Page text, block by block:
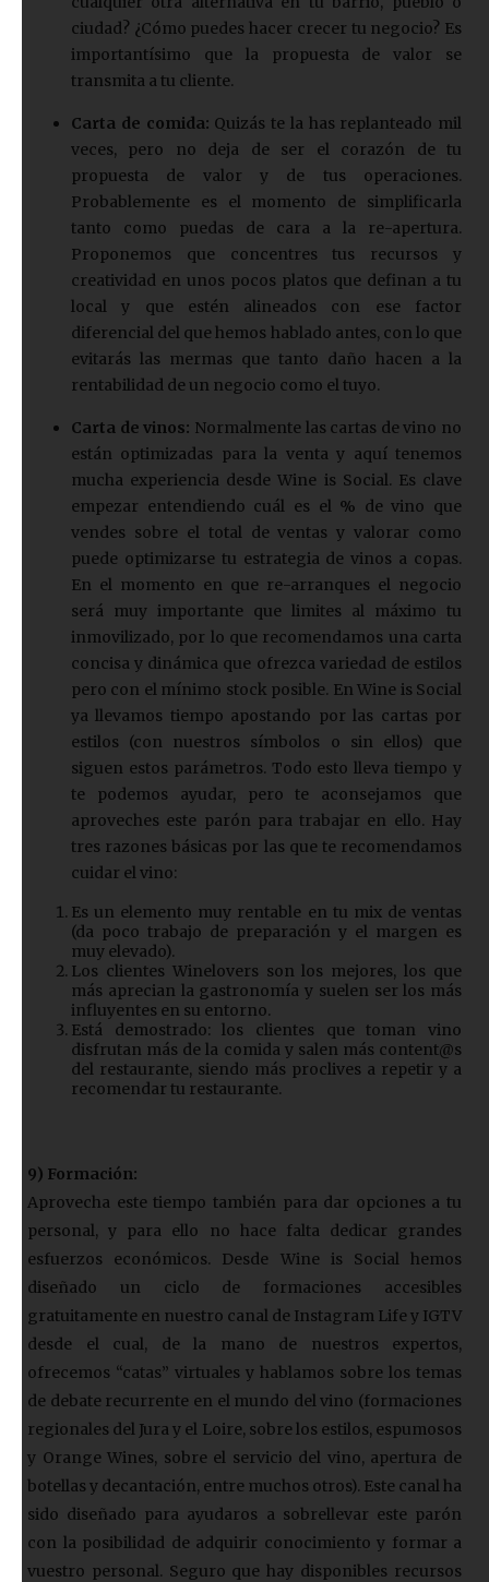
ciudad? ¿Cómo puedes hacer crecer tu negocio? Es
importantísimo que la propuesta de valor se
transmita a tu cliente.
Carta de comida: Quizás te la has replanteado mil
veces, pero no deja de ser el corazón de tu
propuesta de valor y de tus operaciones.
Probablemente es el momento de simplificarla
tanto como puedas de cara a la re-apertura.
Proponemos que concentres tus recursos y
creatividad en unos pocos platos que definan a tu
local y que estén alineados con ese factor
diferencial del que hemos hablado antes, con lo que
evitarás las mermas que tanto daño hacen a la
rentabilidad de un negocio como el tuyo.
Carta de vinos: Normalmente las cartas de vino no
están optimizadas para la venta y aquí tenemos
mucha experiencia desde Wine is Social. Es clave
empezar entendiendo cuál es el % de vino que
vendes sobre el total de ventas y valorar como
puede optimizarse tu estrategia de vinos a copas.
En el momento en que re-arranques el negocio
será muy importante que limites al máximo tu
inmovilizado, por lo que recomendamos una carta
concisa y dinámica que ofrezca variedad de estilos
pero con el mínimo stock posible. En Wine is Social
ya llevamos tiempo apostando por las cartas por
estilos (con nuestros símbolos o sin ellos) que
siguen estos parámetros. Todo esto lleva tiempo y
te podemos ayudar, pero te aconsejamos que
aproveches este parón para trabajar en ello. Hay
tres razones básicas por las que te recomendamos
cuidar el vino:
Es un elemento muy rentable en tu mix de ventas
(da poco trabajo de preparación y el margen es
muy elevado).
Los clientes Winelovers son los mejores, los que
más aprecian la gastronomía y suelen ser los más
influyentes en su entorno.
Está demostrado: los clientes que toman vino
disfrutan más de la comida y salen más content@s
del restaurante, siendo más proclives a repetir y a
recomendar tu restaurante.
9) Formación:
Aprovecha este tiempo también para dar opciones a tu
personal, y para ello no hace falta dedicar grandes
esfuerzos económicos. Desde Wine is Social hemos
diseñado un ciclo de formaciones accesibles
gratuitamente en nuestro canal de Instagram Life y IGTV
desde el cual, de la mano de nuestros expertos,
ofrecemos “catas” virtuales y hablamos sobre los temas
de debate recurrente en el mundo del vino (formaciones
regionales del Jura y el Loire, sobre los estilos, espumosos
y Orange Wines, sobre el servicio del vino, apertura de
botellas y decantación, entre muchos otros). Este canal ha
sido diseñado para ayudaros a sobrellevar este parón
con la posibilidad de adquirir conocimiento y formar a
vuestro personal. Seguro que hay disponibles recursos